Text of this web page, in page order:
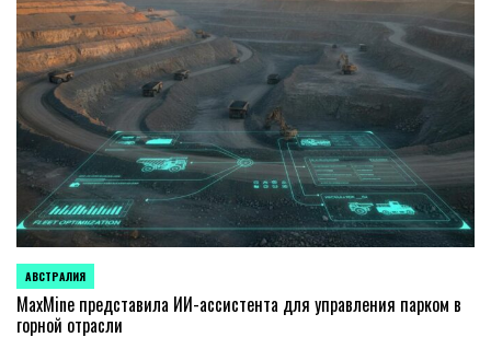
ОПУБЛИКОВАНО
В
АВСТРАЛИЯ
MaxMine представила ИИ-ассистента для управления парком в
горной отрасли